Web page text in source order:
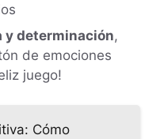
y determinación,
de emociones
juego!
Cómo